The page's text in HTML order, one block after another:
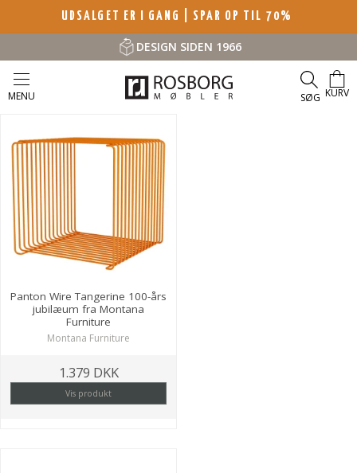
UDSALGET ER I GANG | SPAR OP TIL 70%
DESIGN SIDEN 1966
MENU SØG KURV
Panton Wire Tangerine 100-års
jubilæum fra Montana
Furniture
Montana Furniture
1.379 DKK
Vis produkt